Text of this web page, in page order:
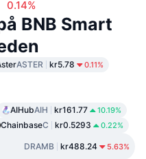
0.14%
BNB Smart
ASTER kr5.78 0.11%
AIHubAIH kr161.77 10.19%
ChainbaseC kr0.5293 0.22%
DRAMB kr488.24 5.63%